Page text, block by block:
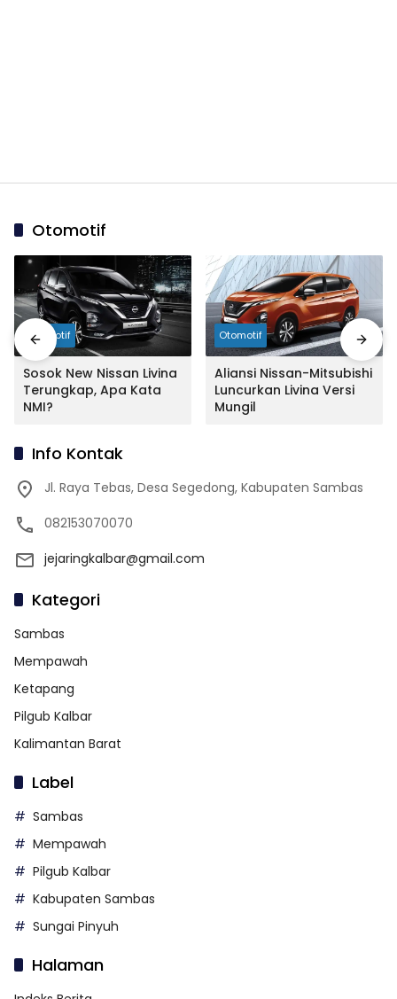
Otomotif
Otomotif
Sosok New Nissan Livina
Terungkap, Apa Kata
NMI?
Otomotif
Aliansi Nissan-Mitsubishi
Luncurkan Livina Versi
Mungil
Info Kontak
Jl. Raya Tebas, Desa Segedong, Kabupaten Sambas
082153070070
jejaringkalbar@gmail.com
Kategori
Sambas
Mempawah
Ketapang
Pilgub Kalbar
Kalimantan Barat
Label
Sambas
Mempawah
Pilgub Kalbar
Kabupaten Sambas
Sungai Pinyuh
Halaman